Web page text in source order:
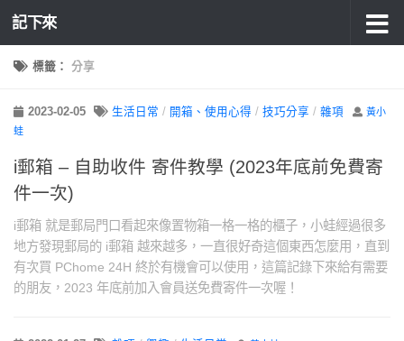
記下來
標籤： 分享
2023-02-05 生活日常 / 開箱、使用心得 / 技巧分享 / 雜項
黃小
蛙
i郵箱 – 自助收件 寄件教學 (2023年底前免費寄
件一次)
i郵箱 就是郵局門口看起來像置物箱一格一格的櫃子，小蛙經過很多
地方發現郵局的 i郵箱 越來越多，一直很好奇這個東西怎麼用，直到
有次買 PChome 24H 終於有機會可以使用，這篇記錄下來給有需要
的朋友，2023 年底前加入會員送免費寄件一次喔！